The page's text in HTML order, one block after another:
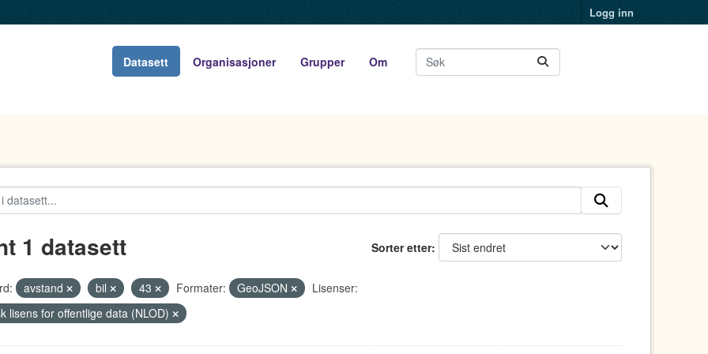
Logg inn
Datasett Organisasjoner Grupper Om
Sorter etter
1 datasett
avstand bil 43 Formater: GeoJSON
Lisenser:
lisens for offentlige data (NLOD)